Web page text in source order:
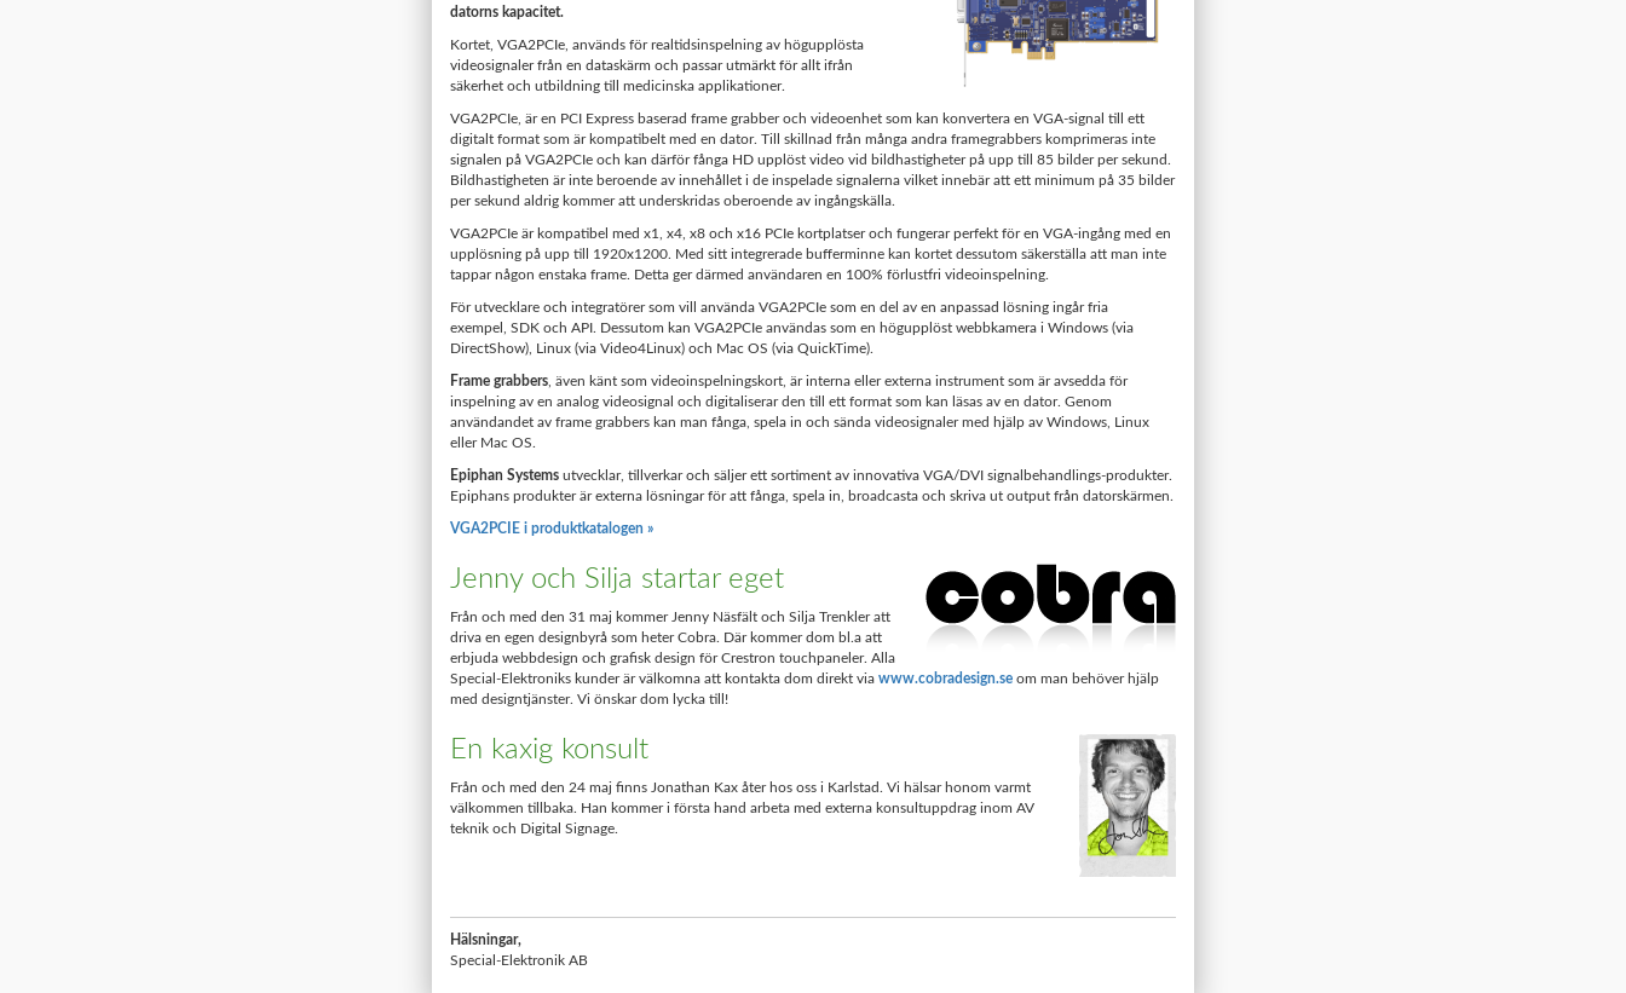
datorns kapacitet.
Kortet, VGA2PCIe, används för realtidsinspelning av högupplösta
videosignaler från en dataskärm och passar utmärkt för allt ifrån
säkerhet och utbildning till medicinska applikationer.
VGA2PCIe, är en PCI Express baserad frame grabber och videoenhet som kan konvertera en VGA-signal till ett
digitalt format som är kompatibelt med en dator. Till skillnad från många andra framegrabbers komprimeras inte
signalen på VGA2PCIe och kan därför fånga HD upplöst video vid bildhastigheter på upp till 85 bilder per sekund.
Bildhastigheten är inte beroende av innehållet i de inspelade signalerna vilket innebär att ett minimum på 35 bilder
per sekund aldrig kommer att underskridas oberoende av ingångskälla.
VGA2PCIe är kompatibel med x1, x4, x8 och x16 PCIe kortplatser och fungerar perfekt för en VGA-ingång med en
upplösning på upp till 1920x1200. Med sitt integrerade bufferminne kan kortet dessutom säkerställa att man inte
tappar någon enstaka frame. Detta ger därmed användaren en 100% förlustfri videoinspelning.
För utvecklare och integratörer som vill använda VGA2PCIe som en del av en anpassad lösning ingår fria
exempel, SDK och API. Dessutom kan VGA2PCIe användas som en högupplöst webbkamera i Windows (via
DirectShow), Linux (via Video4Linux) och Mac OS (via QuickTime).
Frame grabbers , även känt som videoinspelningskort, är interna eller externa instrument som är avsedda för
inspelning av en analog videosignal och digitaliserar den till ett format som kan läsas av en dator. Genom
användandet av frame grabbers kan man fånga, spela in och sända videosignaler med hjälp av Windows, Linux
eller Mac OS.
Epiphan Systems utvecklar, tillverkar och säljer ett sortiment av innovativa VGA/DVI signalbehandlings-produkter.
Epiphans produkter är externa lösningar för att fånga, spela in, broadcasta och skriva ut output från datorskärmen.
VGA2PCIE i produktkatalogen »
Jenny och Silja startar eget
Från och med den 31 maj kommer Jenny Näsfält och Silja Trenkler att
driva en egen designbyrå som heter Cobra. Där kommer dom bl.a att
erbjuda webbdesign och grafisk design för Crestron touchpaneler. Alla
Special-Elektroniks kunder är välkomna att kontakta dom direkt via www.cobradesign.se om man behöver hjälp
med designtjänster. Vi önskar dom lycka till!
En kaxig konsult
Från och med den 24 maj finns Jonathan Kax åter hos oss i Karlstad. Vi hälsar honom varmt
välkommen tillbaka. Han kommer i första hand arbeta med externa konsultuppdrag inom AV
teknik och Digital Signage.
Hälsningar,
Special-Elektronik AB